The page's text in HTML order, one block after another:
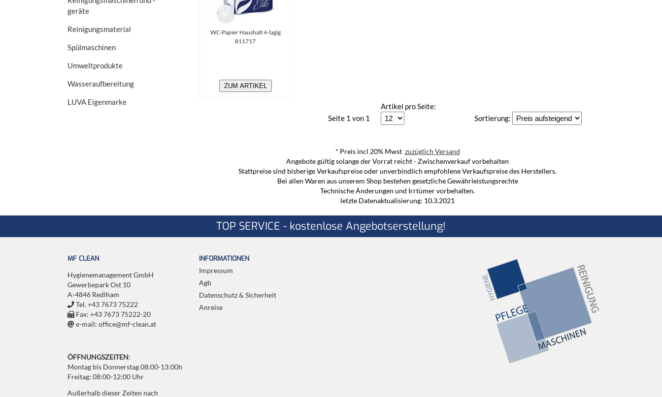
geräte
Reinigungsmaterial
Spülmaschinen
Umweltprodukte
Wasseraufbereitung
LUVA Eigenmarke
WC-Papier Haushalt 4-lagig
811717
ZUM ARTIKEL
Seite 1 von 1
Artikel pro Seite:
Sortierung:
* Preis incl 20% Mwst zuzüglich Versand
Angebote gültig solange der Vorrat reicht - Zwischenverkauf vorbehalten
Stattpreise sind bisherige Verkaufspreise oder unverbindlich empfohlene Verkaufspreise des Herstellers.
Bei allen Waren aus unserem Shop bestehen gesetzliche Gewährleistungsrechte
Technische Änderungen und Irrtümer vorbehalten.
letzte Datenaktualisierung: 10.3.2021
TOP SERVICE - kostenlose Angebotserstellung!
MF CLEAN
Hygienemanagement GmbH
Gewerbepark Ost 10
A-4846 Redlham
Tel. +43 7673 75222
Fax: +43 7673 75222-20
e-mail: office@mf-clean.at
ÖFFNUNGSZEITEN:
Montag bis Donnerstag 08:00-13:00h
Freitag: 08:00-12:00 Uhr
Außerhalb dieser Zeiten nach
INFORMATIONEN
Impressum
Agb
Datenschutz & Sicherheit
Anreise